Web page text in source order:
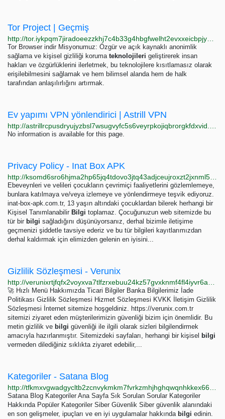
Tor Project | Geçmiş
Tor Browser indir Misyonumuz: Özgür ve açık kaynaklı anonimlik
sağlama ve kişisel gizliliği koruma teknolojileri geliştirerek insan
hakları ve özgürlüklerini ilerletmek, bu teknolojilere kısıtlamasız olarak
erişilebilmesini sağlamak ve hem bilimsel alanda hem de halk
tarafından anlaşılırlığını artırmak.
Ev yapımı VPN yönlendirici | Astrill VPN
No information is available for this page.
Privacy Policy - Inat Box APK
Ebeveynleri ve velileri çocukların çevrimiçi faaliyetlerini gözlemlemeye,
bunlara katılmaya ve/veya izlemeye ve yönlendirmeye teşvik ediyoruz.
inat-box-apk.com.tr, 13 yaşın altındaki çocuklardan bilerek herhangi bir
Kişisel Tanımlanabilir Bilgi toplamaz. Çocuğunuzun web sitemizde bu
tür bir bilgi sağladığını düşünüyorsanız, derhal bizimle iletişime
geçmenizi şiddetle tavsiye ederiz ve bu tür bilgileri kayıtlarımızdan
derhal kaldırmak için elimizden gelenin en iyisini...
Gizlilik Sözleşmesi - Verunix
🚀 Hızlı Menü Hakkımızda Ticari Bilgiler Banka Bilgilerimiz İade
Politikası Gizlilik Sözleşmesi Hizmet Sözleşmesi KVKK İletişim Gizlilik
Sözleşmesi İnternet sitemize hoşgeldiniz. https://verunix.com.tr
sitemizi ziyaret eden müşterilerimizin güvenliği bizim için önemlidir. Bu
metin gizlilik ve bilgi güvenliği ile ilgili olarak sizleri bilgilendirmek
amacıyla hazırlanmıştır. Sitemizdeki sayfaları, herhangi bir kişisel bilgi
vermeden dilediğiniz sıklıkta ziyaret edebilir,...
Kategoriler - Satana Blog
Satana Blog Kategoriler Ana Sayfa Sık Sorulan Sorular Kategoriler
Hakkında Popüler Kategoriler Siber Güvenlik Siber güvenlik alanındaki
en son gelişmeler, ipuçları ve en iyi uygulamalar hakkında bilgi edinin.